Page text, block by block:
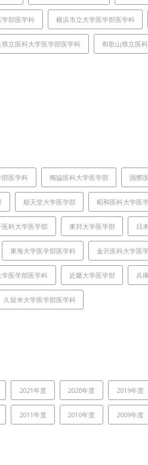
部医学科 横浜市立大学医学部医学科
県立医科大学医学部医学科 和歌山県立医
医学科 獨協医科大学医学部 国際
順天堂大学医学部 昭和医科大学医
科大学医学部 東邦大学医学部 日
東海大学医学部医学科 金沢医科大学医
医学部医学科 近畿大学医学部 兵
久留米大学医学部医学科
2021年度 2020年度 2019年度
2011年度 2010年度 2009年度